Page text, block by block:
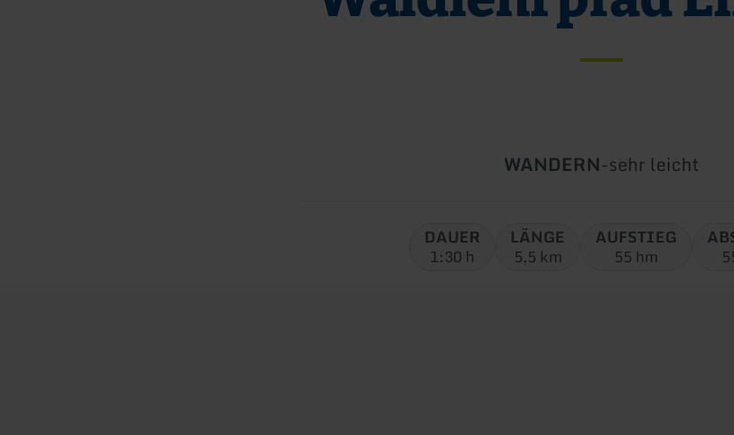
Art
Tour:
WANDERN-Schwierigkeit:
sehr leicht
DAUER
1:30 h
LÄNGE
5,5 km
AUFSTIEG
55 hm